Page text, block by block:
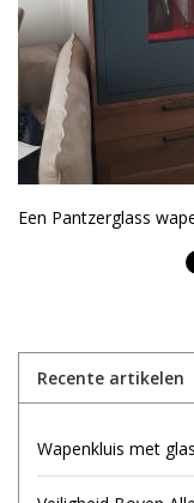
Een Pantzerglass
Recente artikelen
Wapenkluis met